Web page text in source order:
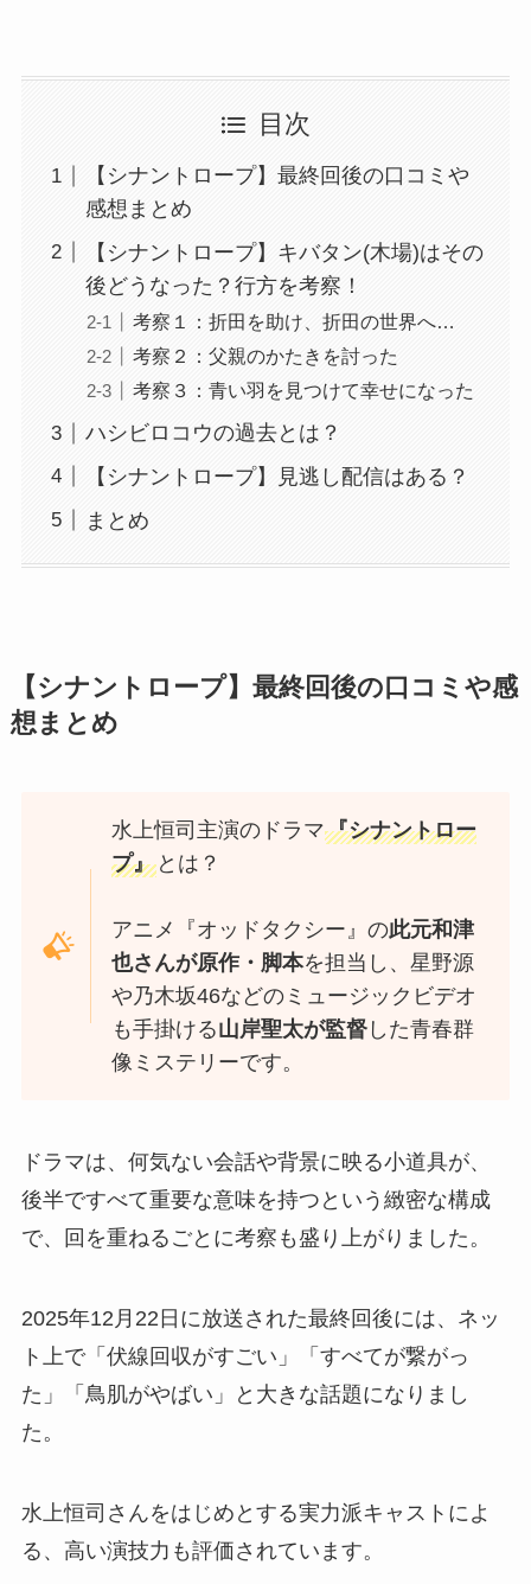
目次
【シナントロープ】最終回後の口コミや
感想まとめ
【シナントロープ】キバタン(木場)はその
後どうなった？行方を考察！
考察１：折田を助け、折田の世界へ…
考察２：父親のかたきを討った
考察３：青い羽を見つけて幸せになった
ハシビロコウの過去とは？
【シナントロープ】見逃し配信はある？
まとめ
【シナントロープ】最終回後の口コミや感
想まとめ
水上恒司主演のドラマ『シナントロー
プ』 とは？
アニメ『オッドタクシー』の此元和津
也さんが原作・脚本を担当し、星野源
や乃木坂46などのミュージックビデオ
も手掛ける山岸聖太が監督 した青春群
像ミステリーです。
ドラマは、何気ない会話や背景に映る小道具が、
後半ですべて重要な意味を持つという緻密な構成
で、回を重ねるごとに考察も盛り上がりました。
2025年12月22日に放送された最終回後には、ネッ
ト上で「伏線回収がすごい」「すべてが繋がっ
た」「鳥肌がやばい」と大きな話題になりまし
た。
水上恒司さんをはじめとする実力派キャストによ
る、高い演技力も評価されています。